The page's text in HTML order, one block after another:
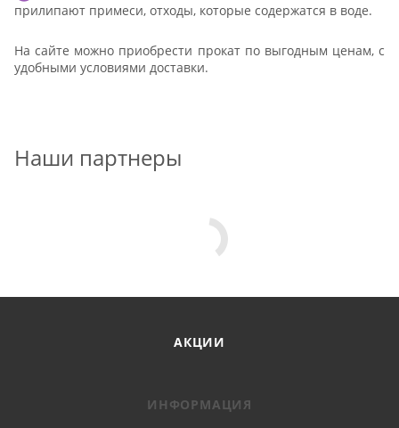
прилипают примеси, отходы, которые содержатся в воде.
На сайте можно приобрести прокат по выгодным ценам, с
удобными условиями доставки.
Наши партнеры
АКЦИИ
ИНФОРМАЦИЯ